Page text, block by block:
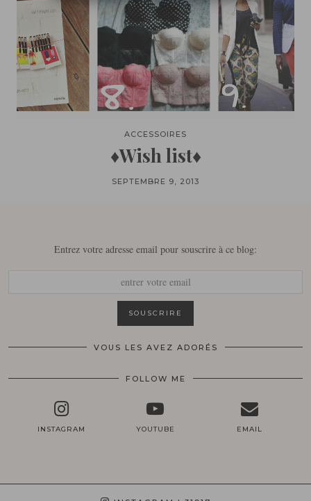
ACCESSOIRES
♦Wish list♦
SEPTEMBRE 9, 2013
Entrez votre adresse email pour souscrire à ce blog:
VOUS LES AVEZ ADORÉS
FOLLOW ME
INSTAGRAM YOUTUBE EMAIL